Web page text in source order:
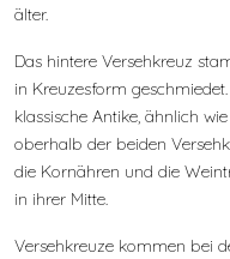
älter.
Das hintere Versehkreuz
in Kreuzesform
klassische Antike, ähnlich
oberhalb der beiden
die Kornähren und die
in ihrer Mitte.
Versehkreuze kommen bei